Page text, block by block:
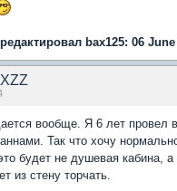
bax125: 06 June
вообще. Я 6 лет провел
Так что хочу
будет не душевая кабина, а
из стену торчать.